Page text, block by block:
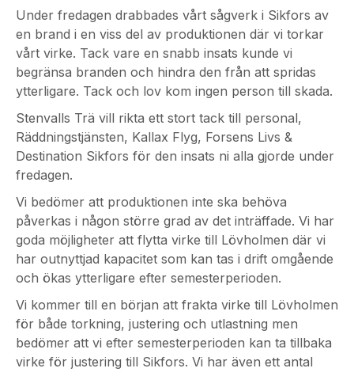
Under fredagen drabbades vårt sågverk i Sikfors av
en brand i en viss del av produktionen där vi torkar
vårt virke. Tack vare en snabb insats kunde vi
begränsa branden och hindra den från att spridas
ytterligare. Tack och lov kom ingen person till skada.
Stenvalls Trä vill rikta ett stort tack till personal,
Räddningstjänsten, Kallax Flyg, Forsens Livs &
Destination Sikfors för den insats ni alla gjorde under
fredagen.
Vi bedömer att produktionen inte ska behöva
påverkas i någon större grad av det inträffade. Vi har
goda möjligheter att flytta virke till Lövholmen där vi
har outnyttjad kapacitet som kan tas i drift omgående
och ökas ytterligare efter semesterperioden.
Vi kommer till en början att frakta virke till Lövholmen
för både torkning, justering och utlastning men
bedömer att vi efter semesterperioden kan ta tillbaka
virke för justering till Sikfors. Vi har även ett antal